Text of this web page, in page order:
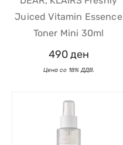
Juiced Vitamin Essence
Toner Mini 30ml
490ден